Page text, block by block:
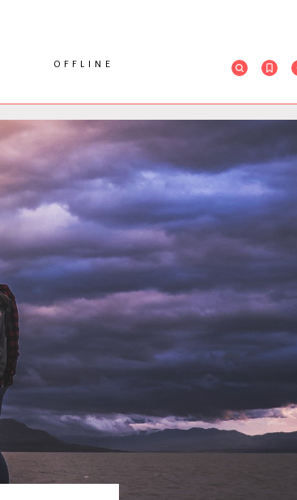
OFFLINE
RENDEZVÉNYEK